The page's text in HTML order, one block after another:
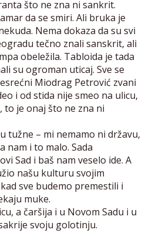
što ne zna ni sankrit.
da se smiri. Ali bruka je
Nema dokaza da su svi
tečno znali sanskrit, ali
obeležila. Tabloida je tada
su ogroman uticaj. Sve se
Miodrag Petrović zvani
i od stida nije smeo na ulicu,
to je onaj što ne zna ni
tužne – mi nemamo ni državu,
nam i to malo. Sada
Sad i baš nam veselo ide. A
našu kulturu svojim
sve budemo premestili i
muke.
a čaršija i u Novom Sadu i u
svoju golotinju.